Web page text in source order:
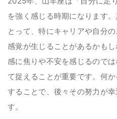
を強く感じる時期になります
とって、特にキャリアや自分
感覚が生じることがあるかも
感に焦りや不安を感じるので
て捉えることが重要です。何
することで、後々その努力が
す。